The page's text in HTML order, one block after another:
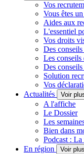
Vos
Vous êtes
Aides aux
L'essentiel
Vos droits
Des
Les conseils
Des
Solution
Vos
Actualités
Voir
A l'affiche
Le Dossier
Les
Bien dans
Podcast : La
En région
Voir